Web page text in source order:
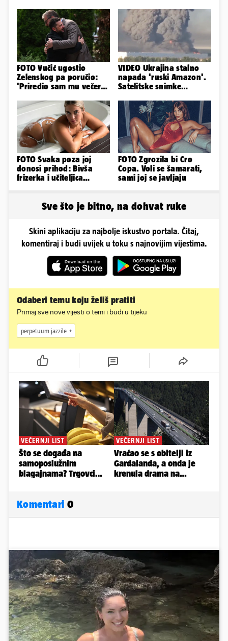
FOTO Vučić ugostio
Zelenskog pa poručio:
'Priredio sam mu večeru
VIDEO Ukrajina stalno
napada 'ruski Amazon'.
Satelitske snimke
FOTO Svaka poza joj
donosi prihod: Bivša
frizerka i učiteljica
FOTO Zgrozila bi Cro
Copa. Voli se šamarati,
sami joj se javljaju
Sve što je bitno, na dohvat ruke
Skini aplikaciju za najbolje iskustvo portala. Čitaj,
komentiraj i budi uvijek u toku s najnovijim vijestima.
Odaberi temu koju želiš pratiti
Primaj sve nove vijesti o temi i budi u tijeku
perpetuum jazzile
Komentari 0